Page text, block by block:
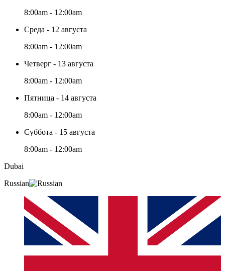
8:00am - 12:00am
Среда - 12 августа
8:00am - 12:00am
Четверг - 13 августа
8:00am - 12:00am
Пятница - 14 августа
8:00am - 12:00am
Суббота - 15 августа
8:00am - 12:00am
Dubai
Russian